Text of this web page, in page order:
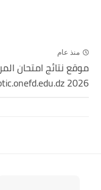
منذ عام
موقع نتائج امتحان
2026 inscriptic.onefd.edu.dz